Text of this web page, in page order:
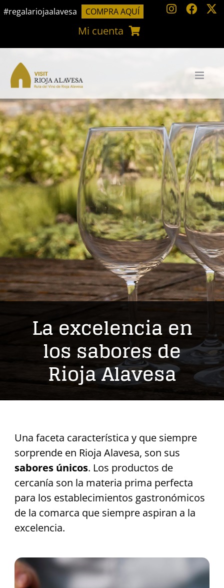
Saltar
#regalariojaalavesa COMPRA AQUÍ
Mi cuenta
La excelencia en
los sabores de
Rioja Alavesa
Una faceta característica y que siempre
sorprende en Rioja Alavesa, son sus
sabores únicos. Los productos de
cercanía son la materia prima perfecta
para los establecimientos gastronómicos
de la comarca que siempre aspiran a la
excelencia.